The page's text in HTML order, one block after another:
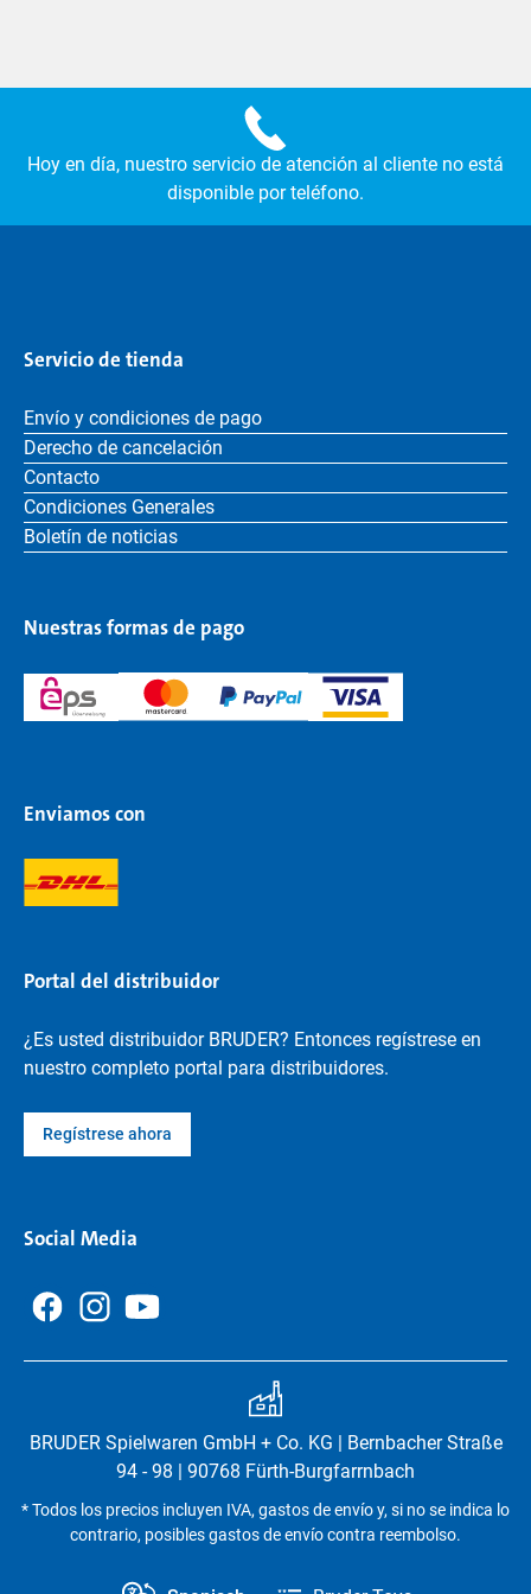
Hoy en día, nuestro servicio de atención al cliente no está
disponible por teléfono.
Servicio de tienda
Envío y condiciones de pago
Derecho de cancelación
Contacto
Condiciones Generales
Boletín de noticias
Nuestras formas de pago
Enviamos con
Portal del distribuidor
¿Es usted distribuidor BRUDER? Entonces regístrese en
nuestro completo portal para distribuidores.
Regístrese ahora
Social Media
BRUDER Spielwaren GmbH + Co. KG | Bernbacher Straße
94 - 98 | 90768 Fürth-Burgfarrnbach
* Todos los precios incluyen IVA, gastos de envío y, si no se indica lo
contrario, posibles gastos de envío contra reembolso.